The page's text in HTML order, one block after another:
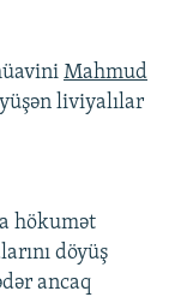
Mahmud
liviyalılar
hökumət
döyüş
ancaq